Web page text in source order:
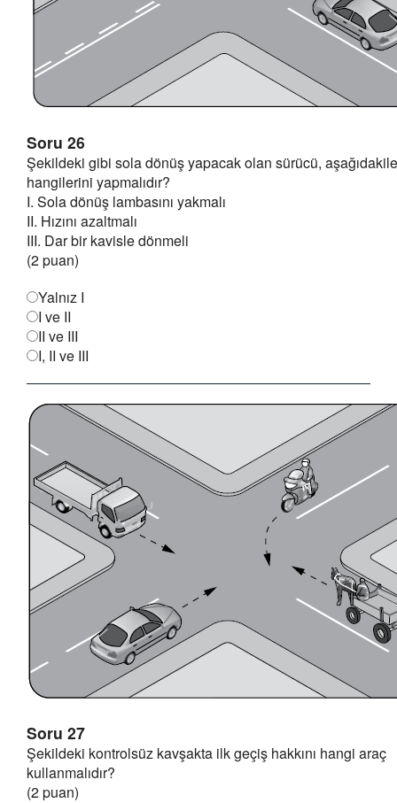
Soru 26
Şekildeki gibi sola dönüş yapacak olan sürücü,
hangilerini yapmalıdır?
I. Sola dönüş lambasını yakmalı
II. Hızını azaltmalı
III. Dar bir kavisle dönmeli
(2 puan)
Yalnız I
I ve II
II ve III
I, II ve III
Soru 27
Şekildeki kontrolsüz kavşakta ilk geçiş hakkını hangi araç
kullanmalıdır?
(2 puan)